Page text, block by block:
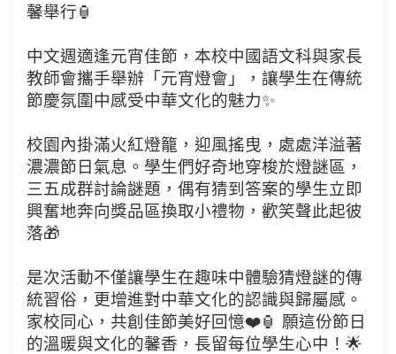
馨舉行🏮
中文週適逢元宵佳節，本校中國語文科與家長
教師會攜手舉辦「元宵燈會」，讓學生在傳統
節慶氛圍中感受中華文化的魅力✨
校園內掛滿火紅燈籠，迎風搖曳，處處洋溢著
濃濃節日氣息。學生們好奇地穿梭於燈謎區，
三五成群討論謎題，偶有猜到答案的學生立即
興奮地奔向獎品區換取小禮物，歡笑聲此起彼
落🎁
是次活動不僅讓學生在趣味中體驗猜燈謎的傳
統習俗，更增進對中華文化的認識與歸屬感。
家校同心，共創佳節美好回憶❤️🏮 願這份節日
的溫暖與文化的馨香，長留每位學生心中！🌟